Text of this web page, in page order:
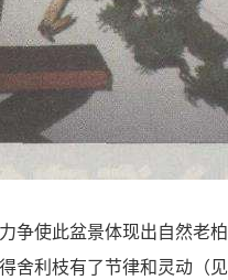
争使此盆景体现出自然老
舍利枝有了节律和灵动（